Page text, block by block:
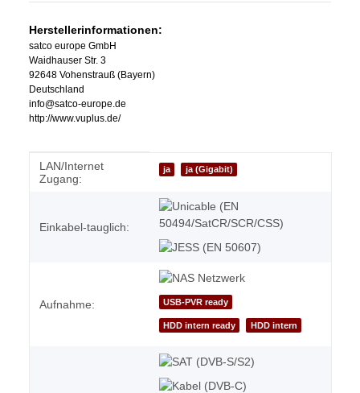
Herstellerinformationen:
satco europe GmbH
Waidhauser Str. 3
92648 Vohenstrauß (Bayern)
Deutschland
info@satco-europe.de
http://www.vuplus.de/
Produkteigenschaft
Wert
LAN/Internet
Zugang:
ja ja (Gigabit)
Einkabel-tauglich:
Aufnahme: USB-PVR ready
HDD intern ready HDD intern